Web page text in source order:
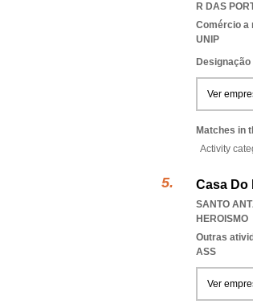
R DAS
Comércio a
UNIP
Ver
Matches in
Activity
Casa Do
SANTO
HEROISMO
Outras
ASS
Ver